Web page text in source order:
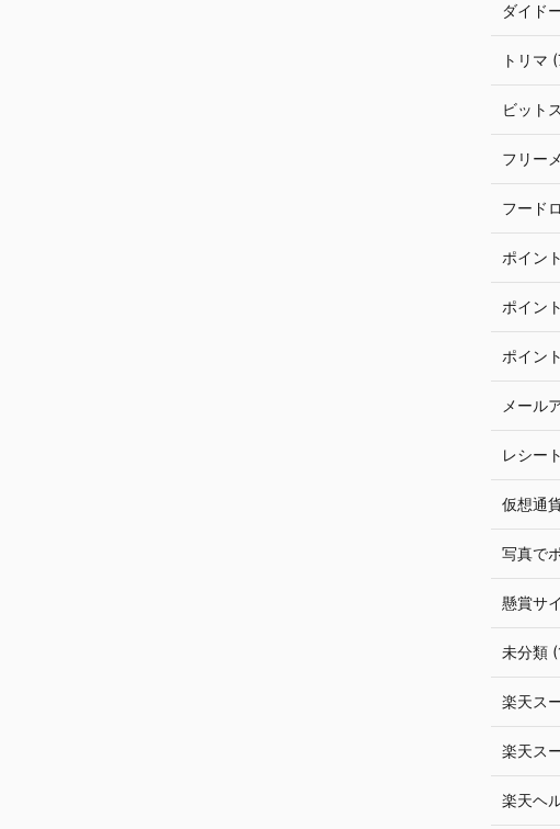
ダイド
トリマ
ビット
フリー
フード
ポイン
ポイン
ポイン
メール
レシー
仮想通
写真で
懸賞サ
未分類
楽天ス
楽天ス
楽天ヘ